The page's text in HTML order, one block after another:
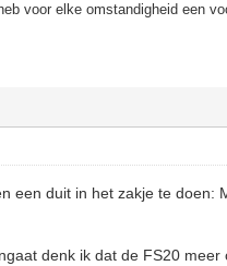
voor elke omstandigheid een
een duit in het zakje te doen:
denk ik dat de FS20